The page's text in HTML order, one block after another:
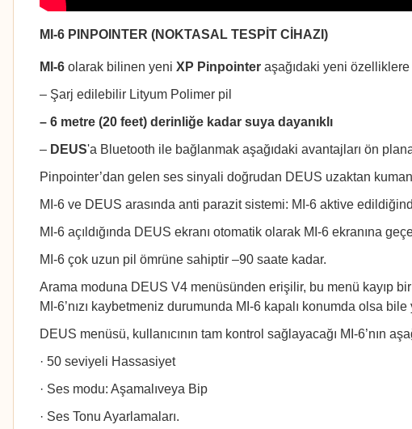
MI-6 PINPOINTER (NOKTASAL TESPİT CİHAZI)
MI-6 olarak bilinen yeni XP Pinpointer aşağıdaki yeni özelliklere
– Şarj edilebilir Lityum Polimer pil
– 6 metre (20 feet) derinliğe kadar suya dayanıklı
– DEUS'a Bluetooth ile bağlanmak aşağıdaki avantajları ön
Pinpointer’dan gelen ses sinyali doğrudan DEUS uzaktan
MI-6 ve DEUS arasında anti parazit sistemi: MI-6 aktive
MI-6 açıldığında DEUS ekranı otomatik olarak MI-6 ekranına
MI-6 çok uzun pil ömrüne sahiptir –90 saate kadar.
Arama moduna DEUS V4 menüsünden erişilir, bu menü kayıp bir
MI-6’nızı kaybetmeniz durumunda MI-6 kapalı konumda olsa
DEUS menüsü, kullanıcının tam kontrol sağlayacağı MI-6’nın
· 50 seviyeli Hassasiyet
· Ses modu: Aşamalıveya Bip
· Ses Tonu Ayarlamaları.